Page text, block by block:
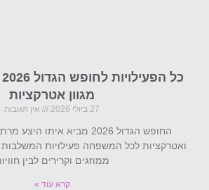
מגוון אטרקציות
27 ביולי 2026 אין תגובות
החופש הגדול 2026 מביא איתו
ואטרקציות לכל המשפחה פעילויות המשלבות
ממוזגים וקרירים לבין
קרא עוד »